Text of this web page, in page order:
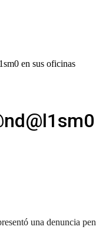
en sus oficinas
una denuncia